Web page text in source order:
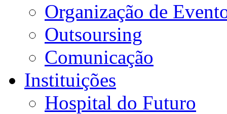
Organização de
Outsoursing
Comunicação
Instituições
Hospital do Futuro